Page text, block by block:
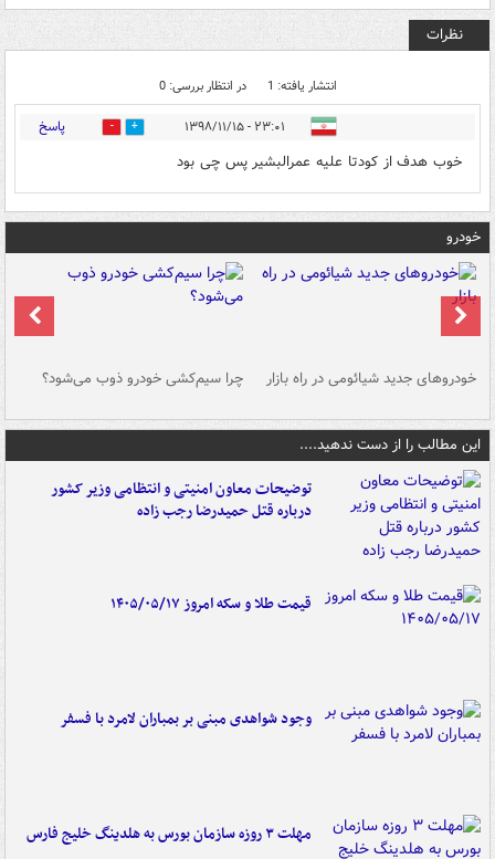
نظرات
انتشار یافته: 1 در انتظار بررسی: 0
۲۳:۰۱ - ۱۳۹۸/۱۱/۱۵ 0 پاسخ
خوب هدف از کودتا علیه عمرالبشیر پس چی بود
خودرو
خودروهای جدید شیائومی در راه بازار چرا سیم‌کشی خودرو ذوب می‌شود؟
این مطالب را از دست ندهید....
توضیحات معاون امنیتی و انتظامی وزیر کشور
درباره قتل حمیدرضا رجب زاده
قیمت طلا و سکه امروز ۱۴۰۵/۰۵/۱۷
وجود شواهدی مبنی بر بمباران لامرد با فسفر
مهلت ۳ روزه سازمان بورس به هلدینگ خلیج فارس